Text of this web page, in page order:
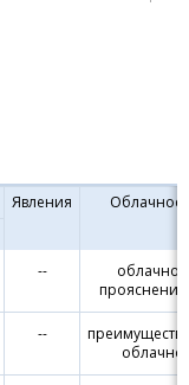
Явления
--
облачно с
--
облачно